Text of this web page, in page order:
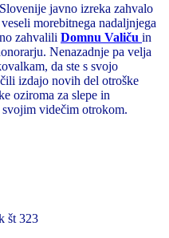
javno izreka zahvalo
morebitnega nadaljnjega
zahvalili Domnu Valiču in
Nenazadnje pa velja
da ste s svojo
izdajo novih del otroške
oziroma za slepe in
videčim otrokom.